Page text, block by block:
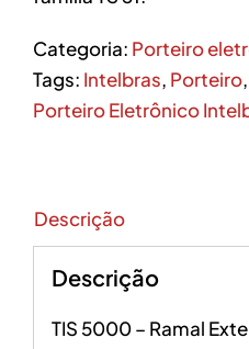
Categoria: Porteiro
Tags: Intelbras, Porteiro,
Porteiro Eletrônico
Descrição
Descrição
TIS 5000 – Ramal